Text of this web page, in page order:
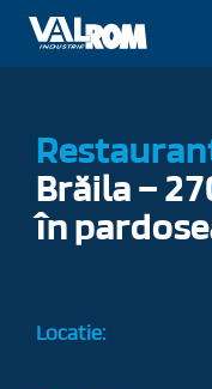
Mergi
conținut
Proiecte
Documentație și
Service și contact
Brăila –
în
Locatie: